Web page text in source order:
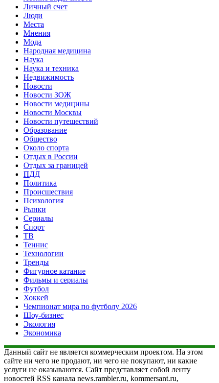
Личный счет
Люди
Места
Мнения
Мода
Народная медицина
Наука
Наука и техника
Недвижимость
Новости
Новости ЗОЖ
Новости медицины
Новости Москвы
Новости путешествий
Образование
Общество
Около спорта
Отдых в России
Отдых за границей
ПДД
Политика
Происшествия
Психология
Рынки
Сериалы
Спорт
ТВ
Теннис
Технологии
Тренды
Фигурное катание
Фильмы и сериалы
Футбол
Хоккей
Чемпионат мира по футболу 2026
Шоу-бизнес
Экология
Экономика
Данный сайт не является коммерческим проектом. На этом
сайте ни чего не продают, ни чего не покупают, ни какие
услуги не оказываются. Сайт представляет собой ленту
новостей RSS канала news.rambler.ru, kommersant.ru,